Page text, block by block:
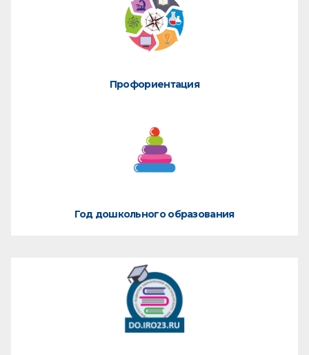
Профориентация
Год дошкольного образования